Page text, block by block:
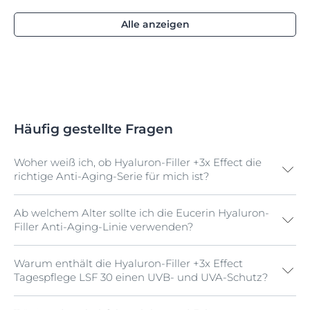
Alle anzeigen
Häufig gestellte Fragen
Woher weiß ich, ob Hyaluron-Filler +3x Effect die
richtige Anti-Aging-Serie für mich ist?
Die Produktreihe Hyaluron-Filler +3x Effect wurde
speziell entwickelt, um den ersten Anzeichen der
Hautalterung wie feinen Linien und tieferen Falten
entgegenzuwirken. Obwohl unsere Haut so individuell
ist wie wir selbst und die Haut je nach Genetik und
Lebensstil unterschiedlich altert, zeigen sich diese
Anzeichen in der Regel ab etwa 30 Jahren. Die
Ab welchem Alter sollte ich die Eucerin Hyaluron-
Filler Anti-Aging-Linie verwenden?
Unsere Haut ist so unterschiedlich wie wir selbst,
daher ist die Antwort auf diese Frage von Mensch zu
Mensch verschieden und hängt von vielen Faktoren
ab, sowohl von inneren (wie z. B. unseren Genen) als
Warum enthält die Hyaluron-Filler +3x Effect
Tagespflege LSF 30 einen UVB- und UVA-Schutz?